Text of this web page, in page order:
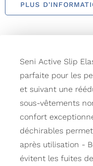
PLUS
Seni Active Slip
parfaite pour les
et suivant une
sous-vêtements
confort
déchirables
après utilisation -
évitent les fuites